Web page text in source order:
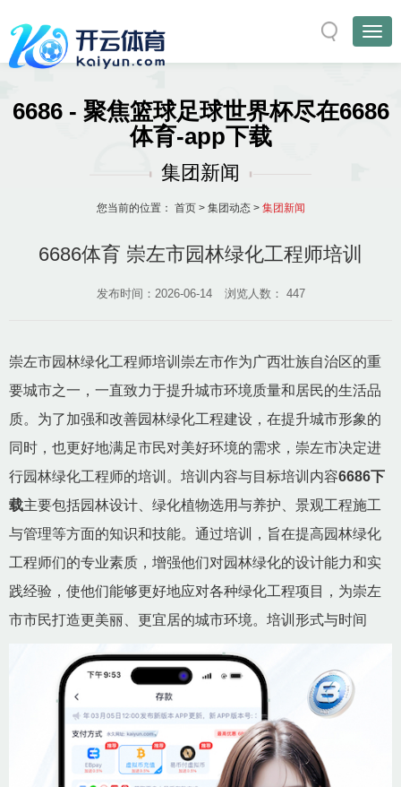
6686 - 聚焦篮球足球世界杯尽在6686
体育-app下载
集团新闻
您当前的位置： 首页> 集团动态> 集团新闻
6686体育 崇左市园林绿化工程师培训
发布时间：2026-06-14 浏览人数： 447
崇左市园林绿化工程师培训崇左市作为广西壮族自治区的重
要城市之一，一直致力于提升城市环境质量和居民的生活品
质。为了加强和改善园林绿化工程建设，在提升城市形象的
同时，也更好地满足市民对美好环境的需求，崇左市决定进
行园林绿化工程师的培训。培训内容与目标培训内容6686下
载主要包括园林设计、绿化植物选用与养护、景观工程施工
与管理等方面的知识和技能。通过培训，旨在提高园林绿化
工程师们的专业素质，增强他们对园林绿化的设计能力和实
践经验，使他们能够更好地应对各种绿化工程项目，为崇左
市市民打造更美丽、更宜居的城市环境。培训形式与时间